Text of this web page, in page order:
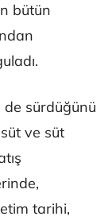
bütün
de sürdüğünü
ve süt
tarihi,